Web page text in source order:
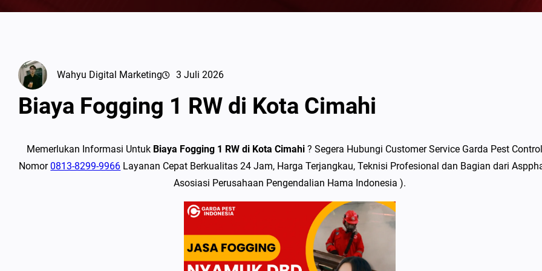
Wahyu Digital Marketing 3 Juli 2026
Biaya Fogging 1 RW di Kota Cimahi
Memerlukan Informasi Untuk Biaya Fogging 1 RW di Kota Cimahi ? Segera Hubungi Customer Service Garda Pest
Nomor0813-8299-9966 Layanan Cepat Berkualitas 24 Jam, Harga Terjangkau, Teknisi Profesional dan Bagian dari
Asosiasi Perusahaan Pengendalian Hama Indonesia ).